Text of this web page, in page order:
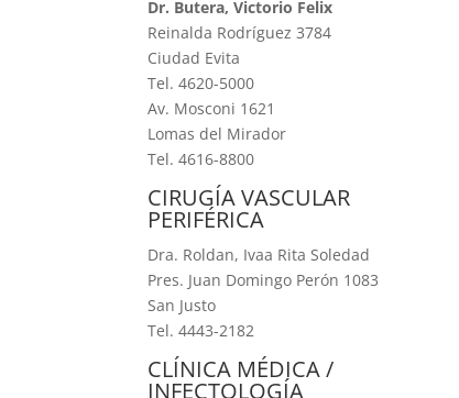
Dr. Butera, Victorio Felix
Reinalda Rodríguez 3784
Ciudad Evita
Tel. 4620-5000
Av. Mosconi 1621
Lomas del Mirador
Tel. 4616-8800
CIRUGÍA VASCULAR
PERIFÉRICA
Dra. Roldan, Ivaa Rita Soledad
Pres. Juan Domingo Perón 1083
San Justo
Tel. 4443-2182
CLÍNICA MÉDICA /
INFECTOLOGÍA